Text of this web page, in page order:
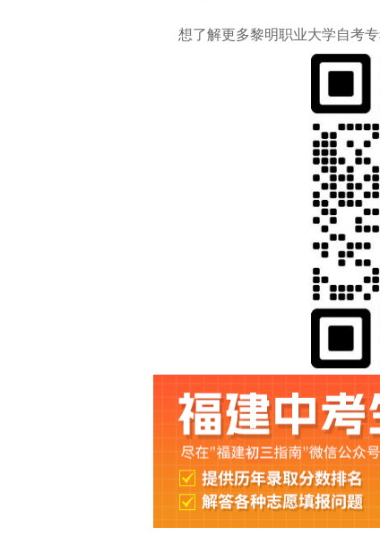
想了解更多黎明职业大学自考